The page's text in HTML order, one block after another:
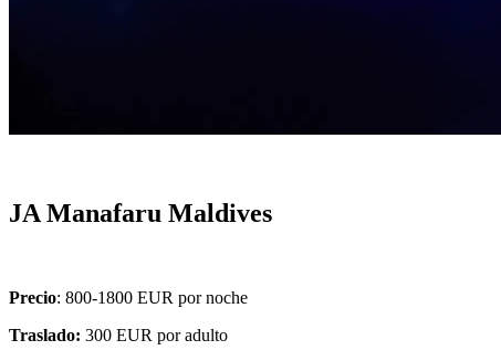
JA Manafaru Maldives
Precio: 800-1800 EUR por noche
Traslado: 300 EUR por adulto